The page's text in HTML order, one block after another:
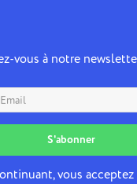
vous à notre
vous